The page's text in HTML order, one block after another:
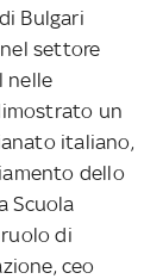
Bulgari
settore
nelle
un
italiano,
dello
Scuola
di
ceo